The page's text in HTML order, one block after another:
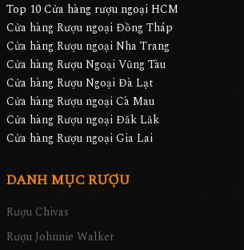
Top 10 Cửa hàng rượu ngoại HCM
Cửa hàng Rượu ngoại Đồng Tháp
Cửa hàng Rượu ngoại Nha Trang
Cửa hàng Rượu Ngoại Vũng Tàu
Cửa hàng Rượu Ngoại Đà Lạt
Cửa hàng Rượu ngoại Cà Mau
Cửa hàng Rượu ngoại Đăk Lăk
Cửa hàng Rượu ngoại Gia Lai
DANH MỤC RƯỢU
Rượu Chivas
Rượu Johnnie Walker